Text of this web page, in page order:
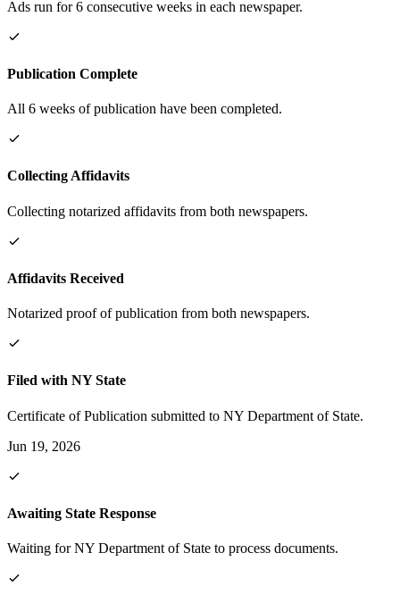
Ads run for 6 consecutive weeks in each newspaper.
Publication Complete
All 6 weeks of publication have been completed.
Collecting Affidavits
Collecting notarized affidavits from both newspapers.
Affidavits Received
Notarized proof of publication from both newspapers.
Filed with NY State
Certificate of Publication submitted to NY Department of State.
Jun 19, 2026
Awaiting State Response
Waiting for NY Department of State to process documents.